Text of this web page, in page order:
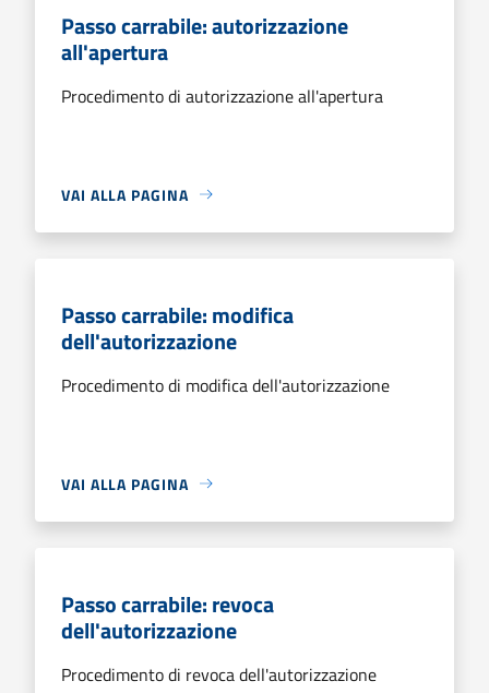
Passo carrabile: autorizzazione
all'apertura
Procedimento di autorizzazione all'apertura
VAI ALLA PAGINA
Passo carrabile: modifica
dell'autorizzazione
Procedimento di modifica dell'autorizzazione
VAI ALLA PAGINA
Passo carrabile: revoca
dell'autorizzazione
Procedimento di revoca dell'autorizzazione